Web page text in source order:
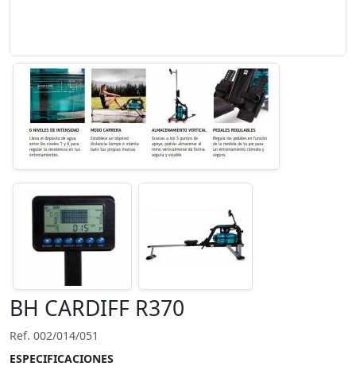
BH CARDIFF R370
Ref. 002/014/051
ESPECIFICACIONES